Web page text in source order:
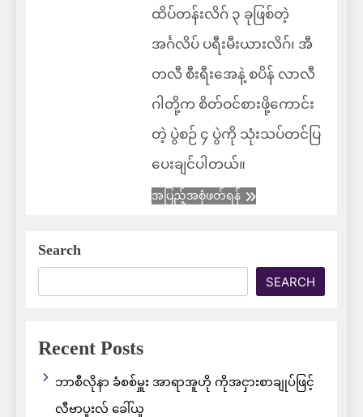
ထိပ်တန်းလိဂ် ၃ ခုဖြစ်တဲ့
အင်္ဂလိပ် ပရီးမီးယားလိဂ်၊ အီ
တလီ စီးရီးအေနဲ့ စပိန် လာလီ
ဂါတို့က စိတ်ဝင်စားဖို့ကောင်း
တဲ့ ပွဲစဉ် ၄ ပွဲကို သုံးသပ်တင်ပြ
ပေးချင်ပါတယ်။
အပြည့်အစုံဖတ်ရန်
Search
SEARCH
Recent Posts
ဘာစီလိုနာ ခံစစ်မှူး အာရာအူဟို ကိုအငှားစာချုပ်ဖြင့်
လီဗာပူးလ် ခေါ်ယူ